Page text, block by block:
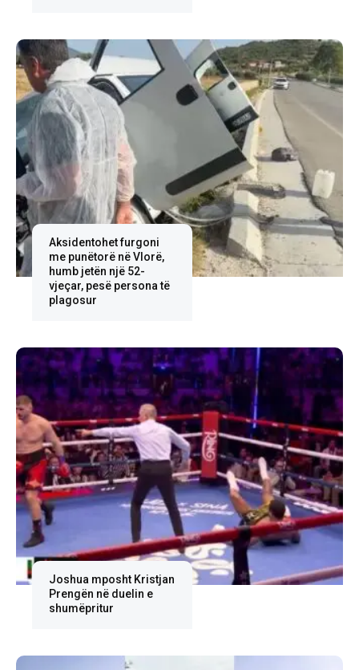
Aksidentohet furgoni
me punëtorë në Vlorë,
humb jetën një 52-
vjeçar, pesë persona të
plagosur
Joshua mposht Kristjan
Prengën në duelin e
shumëpritur